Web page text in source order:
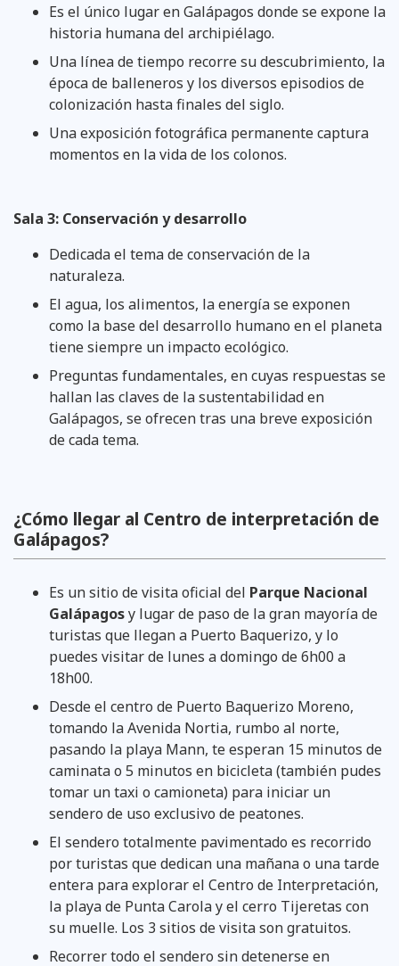
Es el único lugar en Galápagos donde se expone la
historia humana del archipiélago.
Una línea de tiempo recorre su descubrimiento, la
época de balleneros y los diversos episodios de
colonización hasta finales del siglo.
Una exposición fotográfica permanente captura
momentos en la vida de los colonos.
Sala 3: Conservación y desarrollo
Dedicada el tema de conservación de la
naturaleza.
El agua, los alimentos, la energía se exponen
como la base del desarrollo humano en el planeta
tiene siempre un impacto ecológico.
Preguntas fundamentales, en cuyas respuestas se
hallan las claves de la sustentabilidad en
Galápagos, se ofrecen tras una breve exposición
de cada tema.
¿Cómo llegar al Centro de interpretación de
Galápagos?
Es un sitio de visita oficial del Parque Nacional
Galápagosy lugar de paso de la gran mayoría de
turistas que llegan a Puerto Baquerizo, y lo
puedes visitar de lunes a domingo de 6h00 a
18h00.
Desde el centro de Puerto Baquerizo Moreno,
tomando la Avenida Nortia, rumbo al norte,
pasando la playa Mann, te esperan 15 minutos de
caminata o 5 minutos en bicicleta (también pudes
tomar un taxi o camioneta) para iniciar un
sendero de uso exclusivo de peatones.
El sendero totalmente pavimentado es recorrido
por turistas que dedican una mañana o una tarde
entera para explorar el Centro de Interpretación,
la playa de Punta Carola y el cerro Tijeretas con
su muelle. Los 3 sitios de visita son gratuitos.
Recorrer todo el sendero sin detenerse en